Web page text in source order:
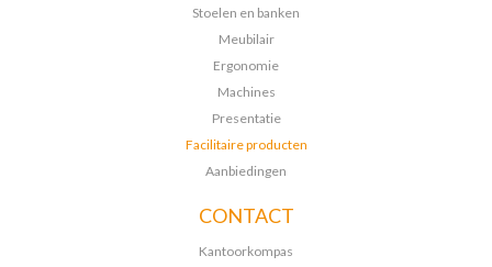
Stoelen en banken
Meubilair
Ergonomie
Machines
Presentatie
Facilitaire producten
Aanbiedingen
CONTACT
Kantoorkompas